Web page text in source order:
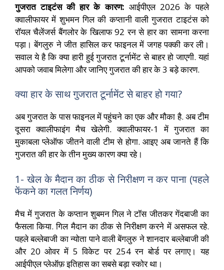
गुजरात टाइटंस की हार के कारण: आईपीएल 2026 के पहले
क्वालीफायर में शुभमन गिल की कप्तानी वाली गुजरात टाइटंस को
रॉयल चैलेंजर्स बैंगलोर के खिलाफ 92 रन से हार का सामना करना
पड़ा। बेंगलुरु ने जीत हासिल कर फाइनल में जगह पक्की कर ली।
सवाल ये है कि क्या हारी हुई गुजरात टूर्नामेंट से बाहर हो जाएगी. यहां
आपको जवाब मिलेगा और जानिए गुजरात की हार के 3 बड़े कारण.
क्या हार के साथ गुजरात टूर्नामेंट से बाहर हो गया?
अब गुजरात के पास फाइनल में पहुंचने का एक और मौका है. अब टीम
दूसरा क्वालीफाइंग मैच खेलेगी. क्वालीफायर-1 में गुजरात का
मुकाबला प्लेऑफ जीतने वाली टीम से होगा. आइए अब जानते हैं कि
गुजरात की हार के तीन मुख्य कारण क्या रहे।
1- खेल के मैदान का ठीक से निरीक्षण न कर पाना (पहले
फेंकने का गलत निर्णय)
मैच में गुजरात के कप्तान शुबमन गिल ने टॉस जीतकर गेंदबाजी का
फैसला किया. गिल मैदान का ठीक से निरीक्षण करने में असफल रहे.
पहले बल्लेबाजी का न्योता पाने वाली बेंगलुरु ने शानदार बल्लेबाजी की
और 20 ओवर में 5 विकेट पर 254 रन बोर्ड पर लगाए। यह
आईपीएल प्लेऑफ़ इतिहास का सबसे बड़ा स्कोर था।